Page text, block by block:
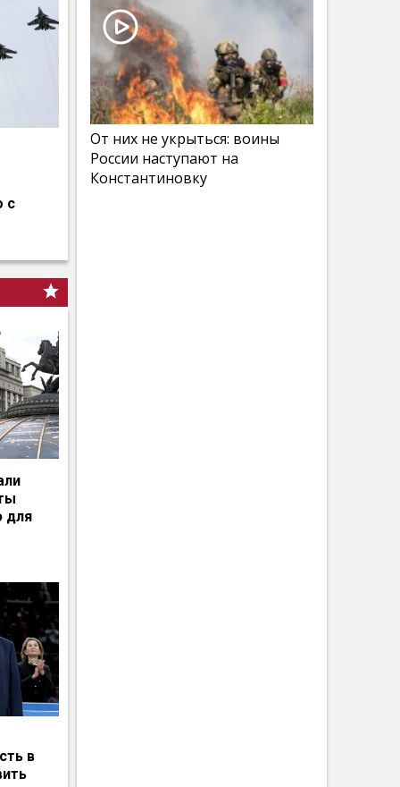
с
для
в
От них не укрыться: воины
России наступают на
Константиновку